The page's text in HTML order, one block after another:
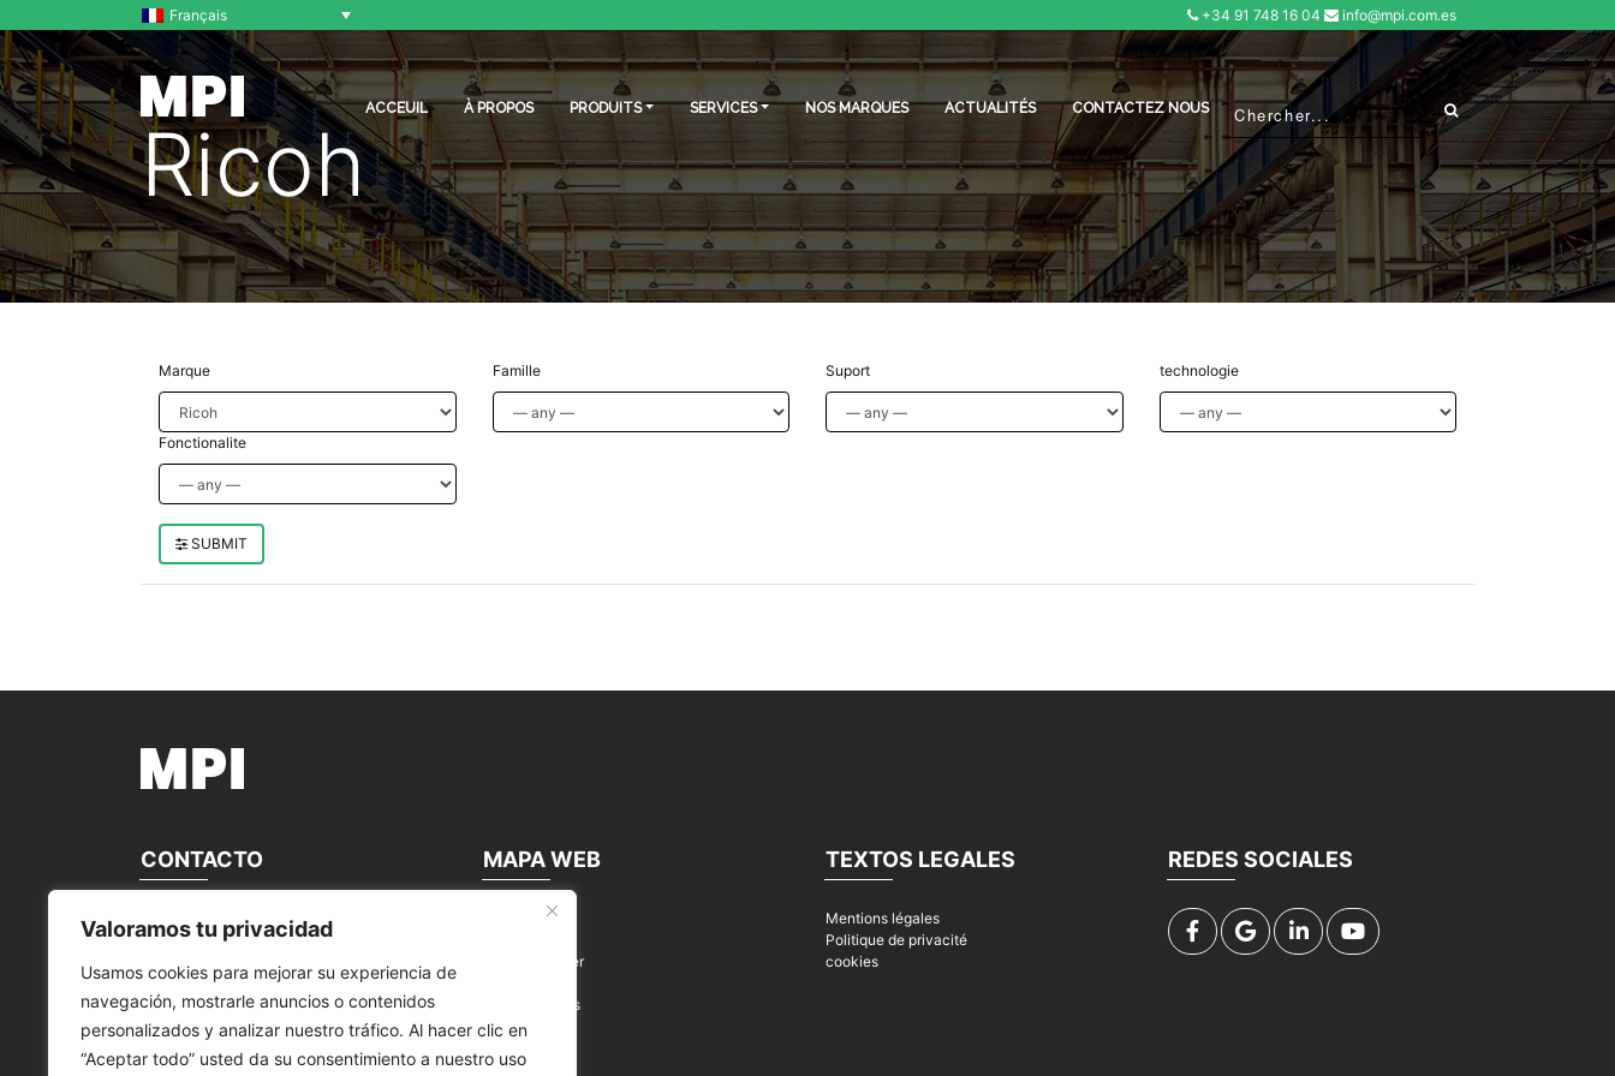
Valoramos tu privacidad
Usamos cookies para mejorar su experiencia de
navegación, mostrarle anuncios o contenidos
personalizados y analizar nuestro tráfico. Al hacer clic en
“Aceptar todo” usted da su consentimiento a nuestro uso
Français +34 91 748 16 04 info@mpi.com.es
ACCEUIL À PROPOS PRODUITS SERVICES NOS MARQUES ACTUALITÉS CONTACTEZ NOUS
Ricoh
Marque Famille Suport technologie
Fonctionalite
SUBMIT
CONTACTO
MANTENIMIENTO PERIFÉRICOS
INFORMÁTICOS, S.L.
Calle Canteras, 22
28860 Paracuellos de Jarama Madrid,
España
Tel. +34 91 748 16 04
MAPA WEB
nous contacter
Nos Actualités
Produits
TEXTOS LEGALES
Mentions légales
Politique de privacité
cookies
REDES SOCIALES